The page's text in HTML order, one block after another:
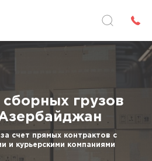
сборных грузов
счет прямых контрактов с
и курьерскими компаниями